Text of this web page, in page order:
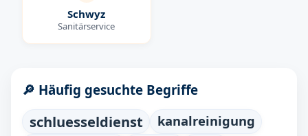
Schwyz
Sanitärservice
🔎 Häufig gesuchte Begriffe
schluesseldienst kanalreinigung